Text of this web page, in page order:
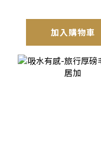
加入購物車